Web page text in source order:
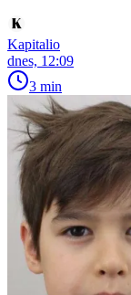
Kapitalio
dnes, 12:09
3 min